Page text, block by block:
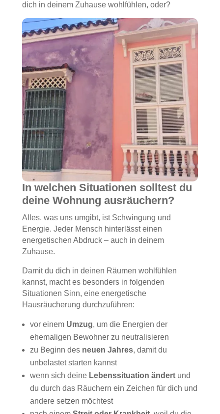
dich in deinem Zuhause wohlfühlen, oder?
In welchen Situationen solltest du
deine Wohnung ausräuchern?
Alles, was uns umgibt, ist Schwingung und
Energie. Jeder Mensch hinterlässt einen
energetischen Abdruck – auch in deinem
Zuhause.
Damit du dich in deinen Räumen wohlfühlen
kannst, macht es besonders in folgenden
Situationen Sinn, eine energetische
Hausräucherung durchzuführen:
vor einem Umzug, um die Energien der
ehemaligen Bewohner zu neutralisieren
zu Beginn des neuen Jahres, damit du
unbelastet starten kannst
wenn sich deine Lebenssituation ändertund
du durch das Räuchern ein Zeichen für dich und
andere setzen möchtest